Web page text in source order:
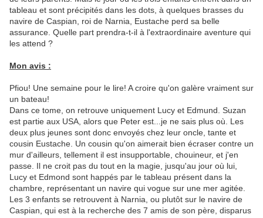
tableau et sont précipités dans les dots, à quelques brasses du
navire de Caspian, roi de Narnia, Eustache perd sa belle
assurance. Quelle part prendra-t-il à l'extraordinaire aventure qui
les attend ?
Mon avis :
Pfiou! Une semaine pour le lire! A croire qu'on galère vraiment sur
un bateau!
Dans ce tome, on retrouve uniquement Lucy et Edmund. Suzan
est partie aux USA, alors que Peter est...je ne sais plus où. Les
deux plus jeunes sont donc envoyés chez leur oncle, tante et
cousin Eustache. Un cousin qu'on aimerait bien écraser contre un
mur d'ailleurs, tellement il est insupportable, chouineur, et j'en
passe. Il ne croit pas du tout en la magie, jusqu'au jour où lui,
Lucy et Edmond sont happés par le tableau présent dans la
chambre, représentant un navire qui vogue sur une mer agitée.
Les 3 enfants se retrouvent à Narnia, ou plutôt sur le navire de
Caspian, qui est à la recherche des 7 amis de son père, disparus